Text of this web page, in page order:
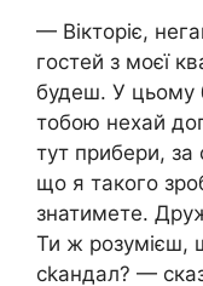
— Вікторіє,
гостей з моєї
будеш. У цьому
тобою нехай
тут прибери,
що я такого
знатимете.
Ти ж розумієш,
сkандал? —